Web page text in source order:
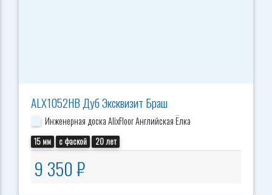
ALX1052HB Дуб Эксквизит Браш
Инженерная доска AlixFloor Английская Ёлка
15 мм с фаской 20 лет
9 350 ₽